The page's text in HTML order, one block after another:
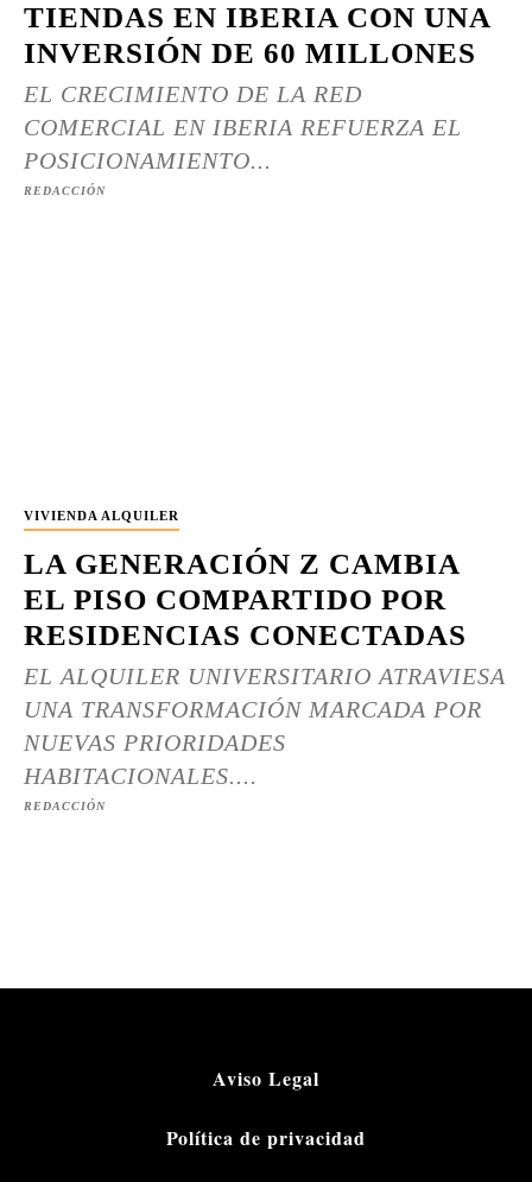
TIENDAS EN IBERIA CON UNA
INVERSIÓN DE 60 MILLONES
EL CRECIMIENTO DE LA RED
COMERCIAL EN IBERIA REFUERZA EL
POSICIONAMIENTO...
REDACCIÓN
VIVIENDA ALQUILER
LA GENERACIÓN Z CAMBIA
EL PISO COMPARTIDO POR
RESIDENCIAS CONECTADAS
EL ALQUILER UNIVERSITARIO ATRAVIESA
UNA TRANSFORMACIÓN MARCADA POR
NUEVAS PRIORIDADES
HABITACIONALES....
REDACCIÓN
Aviso Legal
Política de privacidad